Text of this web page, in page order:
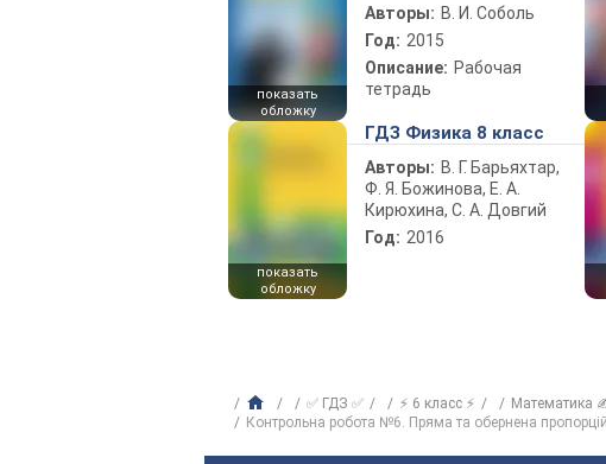
показать
обложку
Авторы: В. И. Соболь
Год: 2015
Описание: Рабочая
тетрадь
показать
обложку
ГДЗ Физика 8 класс
Авторы: В. Г. Барьяхтар,
Ф. Я. Божинова, Е. А.
Кирюхина, С. А. Довгий
Год: 2016
✅ ГДЗ ✅ ⚡ 6 класс ⚡ Математика
Контрольна робота №6. Пряма та обернена